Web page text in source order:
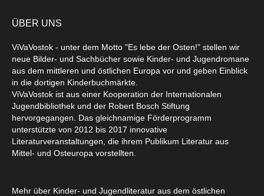
ÜBER UNS
ViVaVostok - unter dem Motto "Es lebe der Osten!" stellen wir
neue Bilder- und Sachbücher sowie Kinder- und Jugendromane
aus dem mittleren und östlichen Europa vor und geben Einblick
in die dortigen Kinderbuchmärkte.
ViVaVostok ist aus einer Kooperation der Internationalen
Jugendbibliothek und der Robert Bosch Stiftung
hervorgegangen. Das gleichnamige Förderprogramm
unterstützte von 2012 bis 2017 innovative
Literaturveranstaltungen, die ihrem Publikum Literatur aus
Mittel- und Osteuropa vorstellten.
Mehr über Kinder- und Jugendliteratur aus dem östlichen